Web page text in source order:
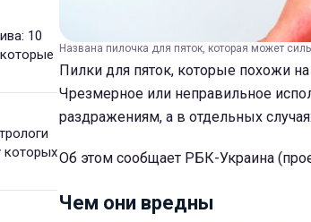
10
которых
Названа пилочка для пяток, которая может
Пилки для пяток, которые похожи
Чрезмерное или неправильное
раздражениям, а в отдельных
Об этом сообщает РБК-Украина
Чем они вредны